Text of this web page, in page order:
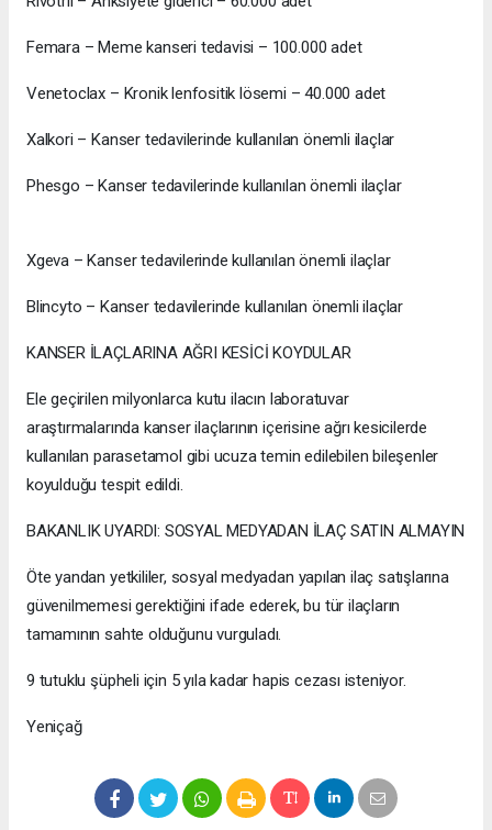
Femara – Meme kanseri tedavisi – 100.000 adet
Venetoclax – Kronik lenfositik lösemi – 40.000 adet
Xalkori – Kanser tedavilerinde kullanılan önemli ilaçlar
Phesgo – Kanser tedavilerinde kullanılan önemli ilaçlar
Xgeva – Kanser tedavilerinde kullanılan önemli ilaçlar
Blincyto – Kanser tedavilerinde kullanılan önemli ilaçlar
KANSER İLAÇLARINA AĞRI KESİCİ KOYDULAR
Ele geçirilen milyonlarca kutu ilacın laboratuvar
araştırmalarında kanser ilaçlarının içerisine ağrı kesicilerde
kullanılan parasetamol gibi ucuza temin edilebilen bileşenler
koyulduğu tespit edildi.
BAKANLIK UYARDI: SOSYAL MEDYADAN İLAÇ SATIN ALMAYIN
Öte yandan yetkililer, sosyal medyadan yapılan ilaç satışlarına
güvenilmemesi gerektiğini ifade ederek, bu tür ilaçların
tamamının sahte olduğunu vurguladı.
9 tutuklu şüpheli için 5 yıla kadar hapis cezası isteniyor.
Yeniçağ